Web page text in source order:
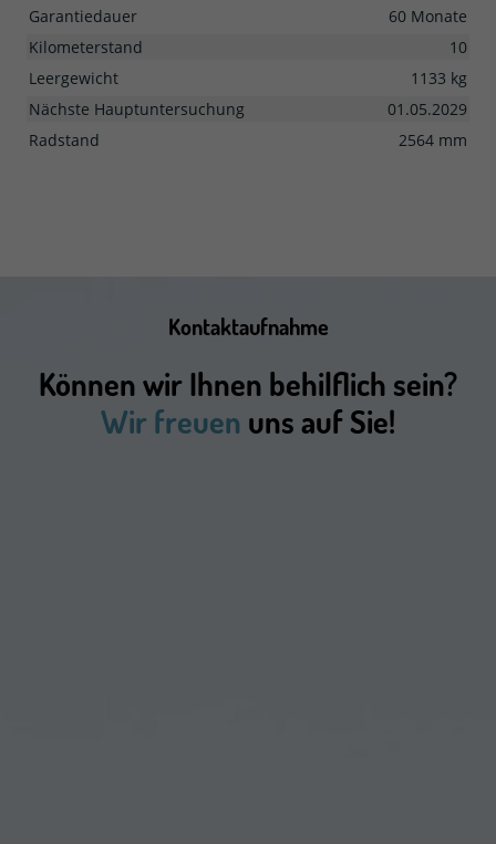
Garantiedauer
60 Monate
Kilometerstand
10
Leergewicht
1133 kg
Nächste Hauptuntersuchung
01.05.2029
Radstand
2564 mm
Kontaktaufnahme
Können wir Ihnen behilflich sein?
Wir freuen uns auf Sie!